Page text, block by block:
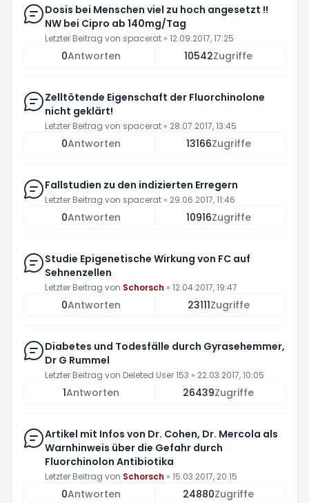
Dosis bei Menschen viel zu hoch angesetzt !!
NW bei Cipro ab 140mg/Tag
Letzter Beitrag von spacerat » 12.09.2017, 17:25
0Antworten 10542Zugriffe
Zelltötende Eigenschaft der Fluorchinolone
nicht geklärt!
Letzter Beitrag von spacerat » 28.07.2017, 13:45
0Antworten 13166Zugriffe
Fallstudien zu den indizierten Erregern
Letzter Beitrag von spacerat » 29.06.2017, 11:46
0Antworten 10916Zugriffe
Studie Epigenetische Wirkung von FC auf
Sehnenzellen
Letzter Beitrag von Schorsch » 12.04.2017, 19:47
0Antworten 23111Zugriffe
Diabetes und Todesfälle durch Gyrasehemmer,
Dr G Rummel
Letzter Beitrag von Deleted User 153 » 22.03.2017, 10:05
1Antworten 26439Zugriffe
Artikel mit Infos von Dr. Cohen, Dr. Mercola als
Warnhinweis über die Gefahr durch
Fluorchinolon Antibiotika
Letzter Beitrag von Schorsch » 15.03.2017, 20:15
0Antworten 24880Zugriffe